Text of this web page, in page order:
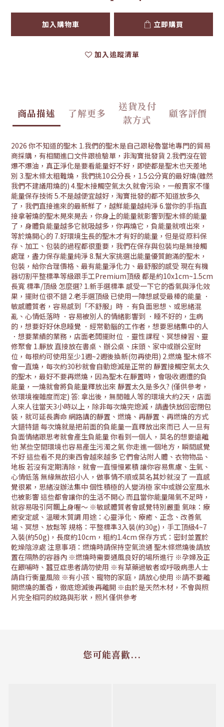
加入購物車 立即購買
加入追蹤清單
商品描述 了解更多
送貨及付
款方式
顧客評價
2026 你不知道的聖木 1.我們的聖木是自己跟秘魯當地專門的貿易
商採購，有相關進口文件跟檢驗單，非淘寶批發貨 2.我們沒在管
爆不爆油，真正淨化是要看能量好不好，即使都是聖木也天差地
別 3.聖木條太粗難燒，我們挑10公分長，1.5公分寬的最好燒(雖然
我們不建議用燒的) 4.聖木接觸空氣太久就會污染，一般賣家不懂
能量保存技術 5.不是越便宜越好，淘寶批發的都不知道放多久
了，我們直接進來的最新鮮了，越鮮能量越純淨 6.當你的手指直
接拿著燒的聖木晃來晃去，你身上的能量就影響到聖木條的能量
了，身體負能量越多它就吸越多，你再燒它，負能量就噴出來，
等於燒開心的 7.好環境生長的聖木才有好的能量，但是從原料保
存、加工、包裝的過程都很重要，我們在保存與包裝均是無接觸
處理，盡力保存能量純淨 8.幫大家挑選出能量優質飽滿的聖木，
包裝，給你合理價格、最有能量淨化力、最舒服的感受 現在有機
器切割平整標準等級跟手工Premium頂級 都是約10x1cm~1.5cm
長寬 標準/頂級 怎麼選? 1.新手選標準 感受一下它的香氣與淨化效
果，擺財位很不錯 2.老手選頂級 已使用一陣想感受最棒的能量 ．
敏感體質者，容易感到「不舒服」時 ．有負面思想、或思緒混
亂、心情低落時 ．容易被別人的情緒影響到 ．睡不好的，生病
的，想要好好休息睡覺 ．經常動腦的工作者，想要思緒集中的人
．想要業績的業務，店面老闆擺財位 ．靈性課程、冥想練習、靈
修聚會 1.靜放 直接放在書桌、辦公桌、床頭、家中或辦公室財
位，每根約可使用至少1週~2週後換新(勿再使用) 2.燃燒 聖木條不
會一直燒，每次約30秒就會自動熄滅是正常的 靜置接觸空氣太久
的聖木，最好不要再燃燒，因為聖木在靜置時，會吸收週遭的負
能量，一燒就會將負能量釋放出來 靜置太久是多久? (僅供參考，
依環境複雜度而定) 答: 拿出後，無閒雜人等的環境大約2天，店面
人來人往當天3小時以上，除非每次燒完熄滅，請盡快放回密閉包
裝，就可延長壽命 網路講的靜置、燃燒、再靜置、再燃燒的方式
大錯特錯 每次燒就是把前面的負能量一直釋放出來而已 人一旦有
負面情緒跟思考就會產生負能量 你看到一個人，莫名的想要遠離
他 某些空間環境也容易產生污濁之氣 你走進一個地方，瞬間感覺
不好 這些看不見的東西會越來越多 它們會沾附人體、衣物物品、
地板 若沒有定期清除，就會一直慢慢累積 讓你容易焦慮、生氣、
心情低落 無緣無故招小人，做事情不順或莫名其妙就沒了 一直感
覺很累，思緒沒辦法集中 個性積極的人變消極 家中或辦公室風水
也被影響 這些都會讓你的生活不開心 而且當你能量陽氣不足時，
就容易吸引阿飄上身喔～ ※敏感體質者會感覺特別嚴重 氣味：療
癒安定感、溫暖木質調 用途：心靈淨化、療癒、正念、改善氣
場、冥想、放鬆等 規格：平整標準3入裝(約30g)，手工頂級4~7
入裝(約50g)，長度約10cm，粗約1.4cm 保存方式：密封並置於
乾燥陰涼處 注意事項：燃燒時請保持空氣流通 聖木條燃燒後請放
置在隔熱的容器內 ※燃燒時需要通風良好的場所進行 ※孕婦及正
在餵哺時、蠶豆症患者請勿使用 ※有草藥過敏者或呼吸病患人士
請自行衡量風險 ※有小孩、寵物的家庭，請放心使用 ※請不要離
開燃燒的薰香，徹底熄滅後再離開 ※由於是天然木材，不會與照
片完全相同的紋路與形狀，照片僅供參考
您可能喜歡...